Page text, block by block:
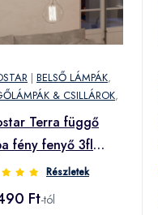
| BELSŐ LÁMPÁK,
& CSILLÁROK,
Terra függő
fény fenyő 3fl
Részletek
Ft-tól